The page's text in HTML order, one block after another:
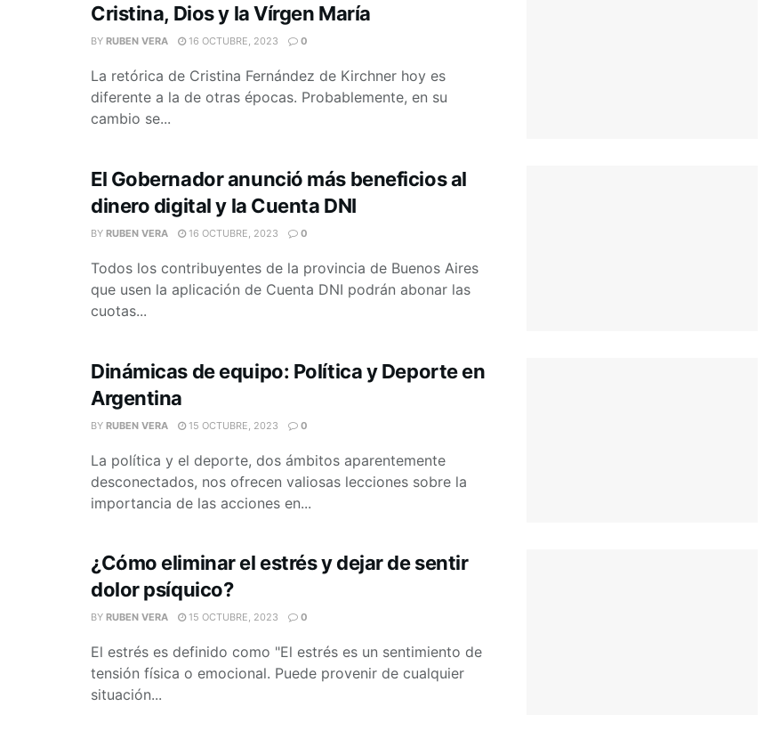
Cristina, Dios y la Vírgen María
BY RUBEN VERA 16 OCTUBRE, 2023 0
La retórica de Cristina Fernández de Kirchner hoy es
diferente a la de otras épocas. Probablemente, en su
cambio se...
El Gobernador anunció más beneficios al
dinero digital y la Cuenta DNI
BY RUBEN VERA 16 OCTUBRE, 2023 0
Todos los contribuyentes de la provincia de Buenos Aires
que usen la aplicación de Cuenta DNI podrán abonar las
cuotas...
Dinámicas de equipo: Política y Deporte en
Argentina
BY RUBEN VERA 15 OCTUBRE, 2023 0
La política y el deporte, dos ámbitos aparentemente
desconectados, nos ofrecen valiosas lecciones sobre la
importancia de las acciones en...
¿Cómo eliminar el estrés y dejar de sentir
dolor psíquico?
BY RUBEN VERA 15 OCTUBRE, 2023 0
El estrés es definido como "El estrés es un sentimiento de
tensión física o emocional. Puede provenir de cualquier
situación...